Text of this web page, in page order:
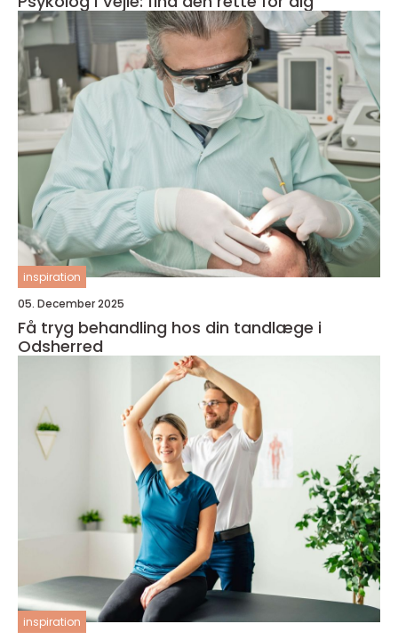
inspiration
05. December 2025
Få tryg behandling hos din tandlæge i
Odsherred
inspiration